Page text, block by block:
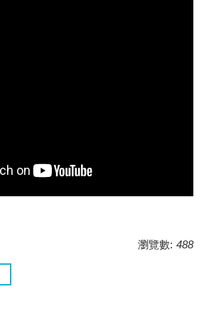
瀏覽數: 488